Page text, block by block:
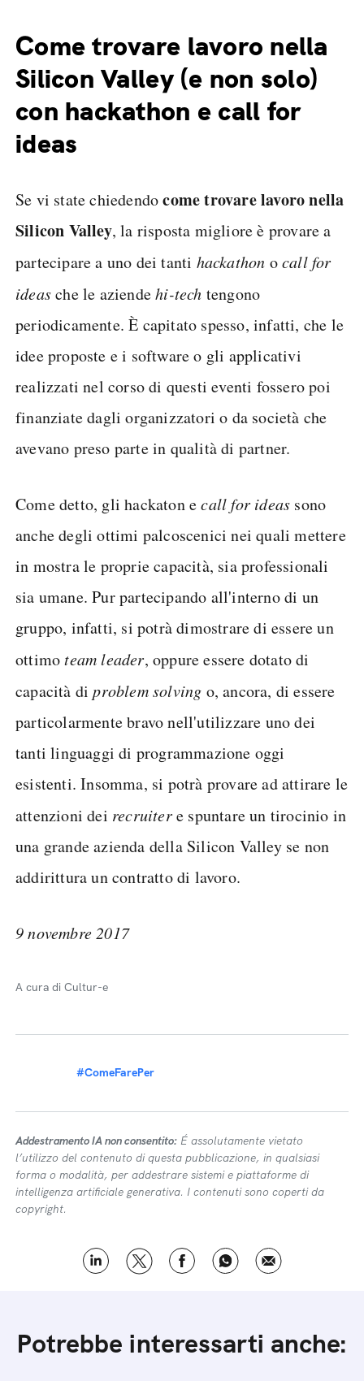
Come trovare lavoro nella
Silicon Valley (e non solo)
con hackathon e call for
ideas
Se vi state chiedendocome trovare lavoro nella
Silicon Valley, la risposta migliore è provare a
partecipare a uno dei tanti hackathon ocall for
ideasche le aziendehi-tech tengono
periodicamente. È capitato spesso, infatti, che le
idee proposte e i software o gli applicativi
realizzati nel corso di questi eventi fossero poi
finanziate dagli organizzatori o da società che
avevano preso parte in qualità di partner.
Come detto, gli hackaton ecall for ideas sono
anche degli ottimi palcoscenici nei quali mettere
in mostra le proprie capacità, sia professionali
sia umane. Pur partecipando all'interno di un
gruppo, infatti, si potrà dimostrare di essere un
ottimoteam leader, oppure essere dotato di
capacità diproblem solving o, ancora, di essere
particolarmente bravo nell'utilizzare uno dei
tanti linguaggi di programmazione oggi
esistenti. Insomma, si potrà provare ad attirare le
attenzioni dei recruitere spuntare un tirocinio in
una grande azienda della Silicon Valley se non
addirittura un contratto di lavoro.
9 novembre 2017
A cura di Cultur-e
#ComeFarePer
Addestramento IA non consentito: É assolutamente vietato
l’utilizzo del contenuto di questa pubblicazione, in qualsiasi
forma o modalità, per addestrare sistemi e piattaforme di
intelligenza artificiale generativa. I contenuti sono coperti da
copyright.
Potrebbe interessarti anche: